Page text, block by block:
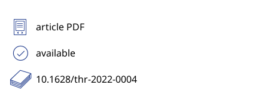
article PDF
available
10.1628/thr-2022-0004